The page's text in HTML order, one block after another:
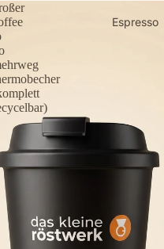
Espresso